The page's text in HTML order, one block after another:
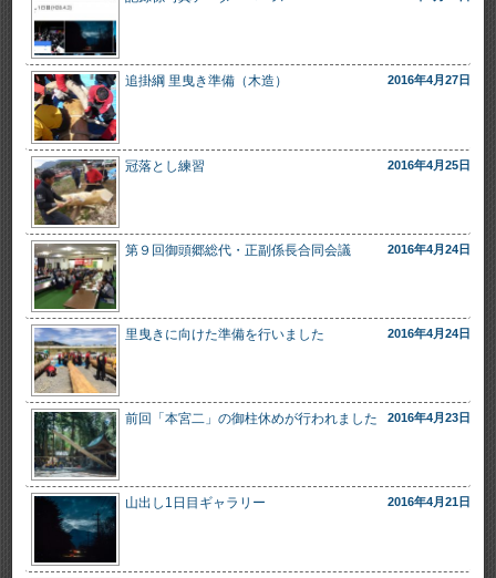
追掛綱 里曳き準備（木造） 2016年4月27日
冠落とし練習 2016年4月25日
第９回御頭郷総代・正副係長合同会議 2016年4月24日
里曳きに向けた準備を行いました 2016年4月24日
前回「本宮二」の御柱休めが行われました 2016年4月23日
山出し1日目ギャラリー 2016年4月21日